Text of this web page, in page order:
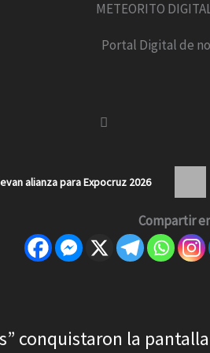
METEORITO
Portal Digital de
alianza para Expocruz 2026
Compartir
conquistaron la